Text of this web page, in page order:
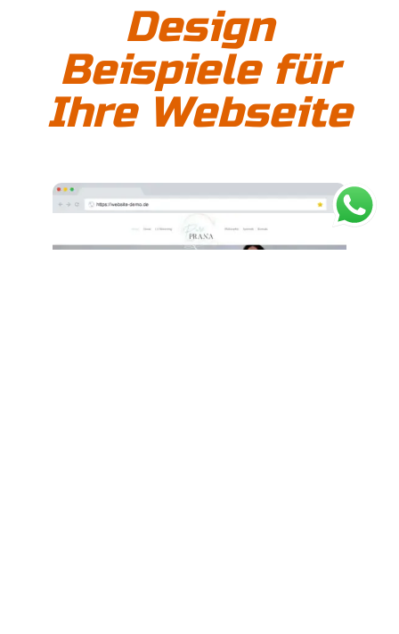
Design
Beispiele für
Ihre Webseite